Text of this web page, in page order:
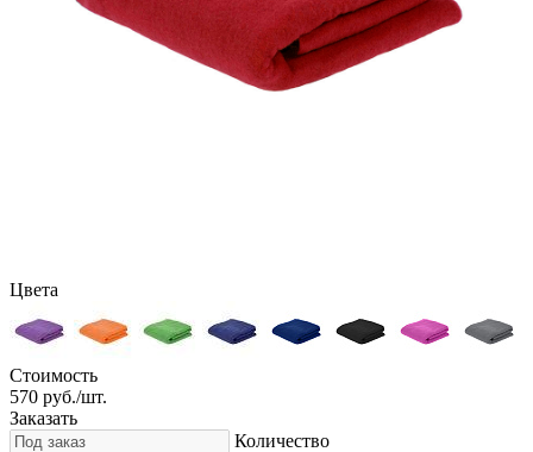
Цвета
Стоимость
570 руб./шт.
Заказать
Количество